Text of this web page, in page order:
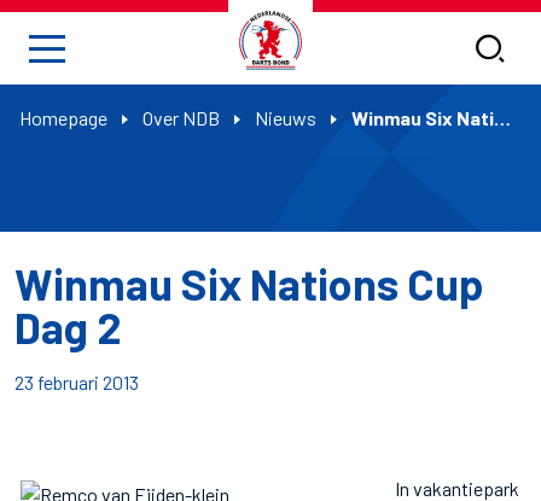
Homepage Over NDB Nieuws Winmau Six Nations Cup Dag 2
Winmau Six Nations Cup
Dag 2
23 februari 2013
In vakantiepark